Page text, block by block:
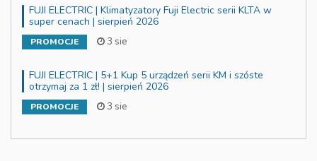
FUJI ELECTRIC | Klimatyzatory Fuji Electric serii KLTA w
super cenach | sierpień 2026
PROMOCJE 3 sie
FUJI ELECTRIC | 5+1 Kup 5 urządzeń serii KM i szóste
otrzymaj za 1 zł! | sierpień 2026
PROMOCJE 3 sie